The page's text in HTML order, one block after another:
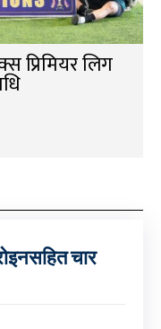
प्रिमियर लिग
चार